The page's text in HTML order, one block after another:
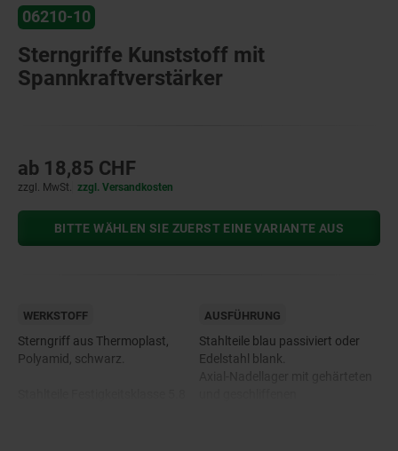
06210-10
Sterngriffe Kunststoff mit
Spannkraftverstärker
ab 18,85 CHF
zzgl. MwSt. zzgl. Versandkosten
BITTE WÄHLEN SIE ZUERST EINE VARIANTE AUS
WERKSTOFF
Sterngriff aus Thermoplast,
Polyamid, schwarz.
AUSFÜHRUNG
Stahlteile blau passiviert oder
Edelstahl blank.